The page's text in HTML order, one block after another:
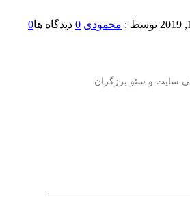
توسط : محمودی 0 دیدگاه ها0